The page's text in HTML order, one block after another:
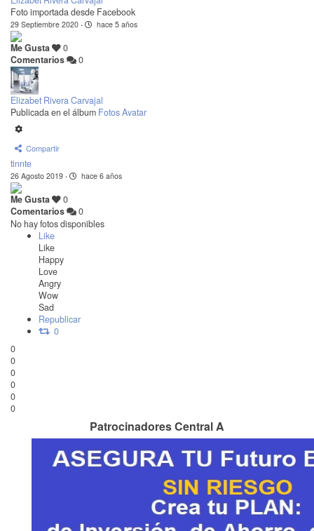
Foto importada desde Facebook
29 Septiembre 2020 · hace 5 años
Me Gusta
0
Comentarios
0
Elizabet Rivera Carvajal
Publicada en el álbum Fotos Avatar
Compartir
tinnte
26 Agosto 2019 · hace 6 años
Me Gusta
0
Comentarios
0
No hay fotos disponibles
Like
Like
Happy
Love
Angry
Wow
Sad
Republicar
0
0
0
0
0
0
0
Patrocinadores Central A